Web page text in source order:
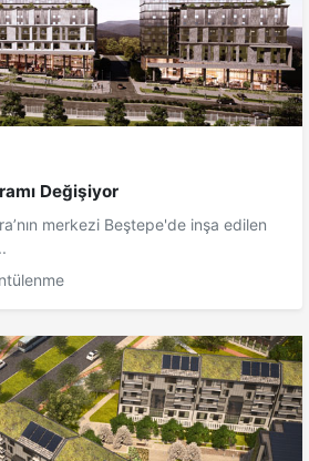
Değişiyor
merkezi Beştepe'de inşa edilen